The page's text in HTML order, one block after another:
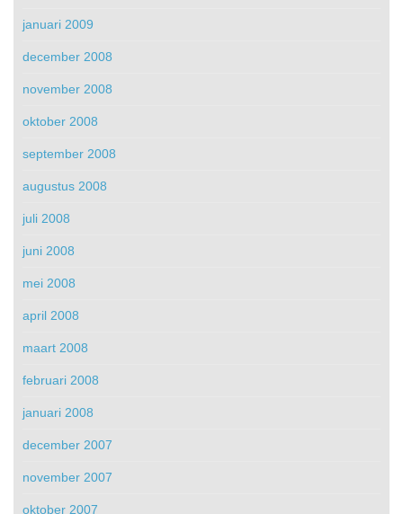
januari 2009
december 2008
november 2008
oktober 2008
september 2008
augustus 2008
juli 2008
juni 2008
mei 2008
april 2008
maart 2008
februari 2008
januari 2008
december 2007
november 2007
oktober 2007